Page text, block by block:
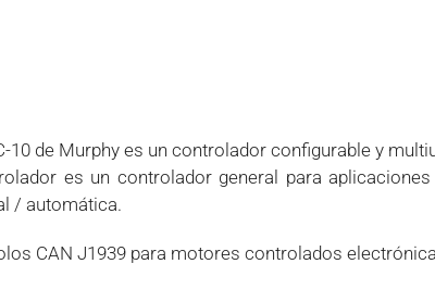
10 de Murphy es un controlador configurable y
es un controlador general para
/ automática.
CAN J1939 para motores controlados